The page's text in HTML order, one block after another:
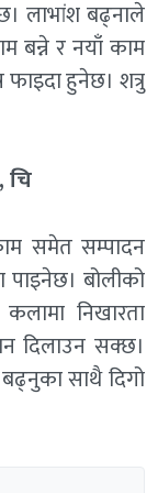
लाभांश बढ्नाले
बन्ने र नयाँ काम
फाइदा हुनेछ। शत्रु
चि
समेत सम्पादन
बोलीको
निखारता
दिलाउन सक्छ।
बढ्नुका साथै दिगो